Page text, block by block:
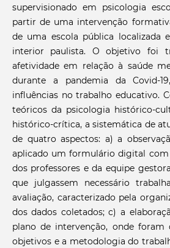
supervisionado em psicologia
partir de uma intervenção
de uma escola pública localizada
interior paulista. O objetivo foi
afetividade em relação à saúde
durante a pandemia da Covid-
influências no trabalho educativo.
teóricos da psicologia histórico-
histórico-crítica, a sistemática de
de quatro aspectos: a) a
aplicado um formulário digital
dos professores e da equipe
que julgassem necessário
avaliação, caracterizado pela
dos dados coletados; c) a
plano de intervenção, onde
objetivos e a metodologia do